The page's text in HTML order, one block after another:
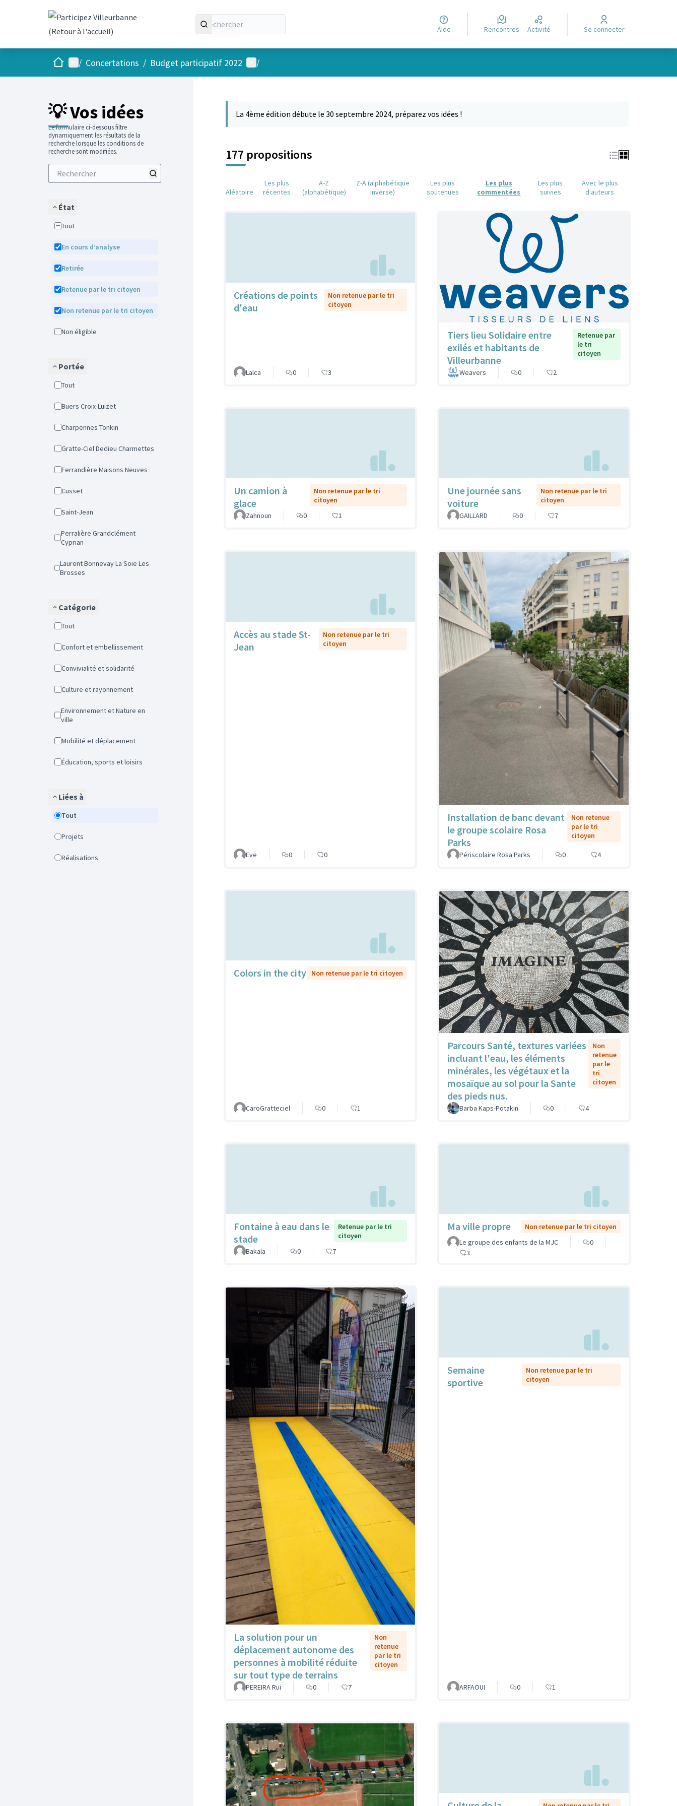
Aide Rencontres Activité Se connecter
AccueilMenu principal
/ Concertations / Budget participatif 2022 Menu utilisateur
/
💡 Vos idées
Le formulaire ci-dessous filtre
dynamiquement les résultats de la
recherche lorsque les conditions de
recherche sont modifiées.
État
Tout
En cours d’analyse
Retirée
Retenue par le tri citoyen
Non retenue par le tri citoyen
Non éligible
Portée
Tout
Buers Croix-Luizet
Charpennes Tonkin
Gratte-Ciel Dedieu Charmettes
Ferrandière Maisons Neuves
Cusset
Saint-Jean
Perralière Grandclément
Cyprian
Laurent Bonnevay La Soie Les
Brosses
Catégorie
Tout
Confort et embellissement
Convivialité et solidarité
Culture et rayonnement
Environnement et Nature en
ville
Mobilité et déplacement
Éducation, sports et loisirs
Liées à
Tout
Projets
Réalisations
La 4ème édition débute le 30 septembre 2024, préparez vos idées !
177 propositions
Aléatoire
Les plus
récentes
A-Z
(alphabétique)
Z-A (alphabétique
inverse)
Les plus
soutenues
Les plus
commentées
Les plus
suivies
Avec le plus
d'auteurs
Créations de points
d'eau
Non retenue par le tri
citoyen
Lalca 0 3
Tiers lieu Solidaire entre
exilés et habitants de
Villeurbanne
Retenue par
le tri
citoyen
Weavers 0 2
Un camion à
glace
Non retenue par le tri
citoyen
Zahnoun
0 1
Une journée sans
voiture
Non retenue par le tri
citoyen
GAILLARD
0 7
Accès au stade St-
Jean
Non retenue par le tri
citoyen
Eve 0 0
Installation de banc devant
le groupe scolaire Rosa
Parks
Non retenue
par le tri
citoyen
Périscolaire Rosa Parks 0 4
Colors in the city Non retenue par le tri citoyen
CaroGratteciel 0 1
Parcours Santé, textures variées
incluant l'eau, les éléments
minérales, les végétaux et la
mosaïque au sol pour la Sante
des pieds nus.
Non
retenue
par le
tri
citoyen
Barba Kaps-Potakin 0 4
Fontaine à eau dans le
stade
Retenue par le tri
citoyen
Bakala
0 7
Ma ville propre
Non retenue par le tri citoyen
Le groupe des enfants de la MJC
0
3
La solution pour un
déplacement autonome des
personnes à mobilité réduite
sur tout type de terrains
Non
retenue
par le tri
citoyen
PEREIRA Rui 0 7
Semaine
sportive
Non retenue par le tri
citoyen
ARFAOUI 0 1